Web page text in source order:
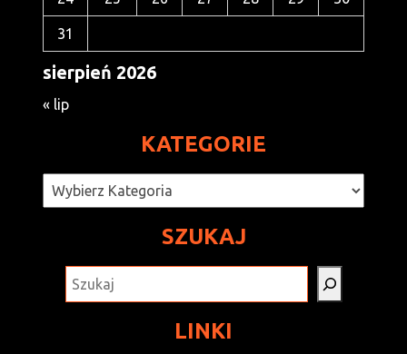
sierpień 2026
31
« lip
KATEGORIE
Kategorie
SZUKAJ
LINKI